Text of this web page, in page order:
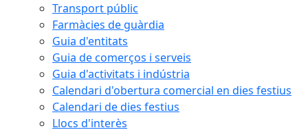
Transport públic
Farmàcies de guàrdia
Guia d'entitats
Guia de comerços i serveis
Guia d'activitats i indústria
Calendari d'obertura comercial en dies festius
Calendari de dies festius
Llocs d'interès